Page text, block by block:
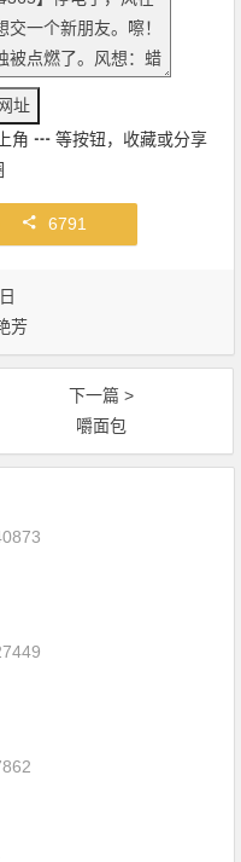
角 ┅ 等按钮，收藏或分享
6791
芳
下一篇 >
嚼面包